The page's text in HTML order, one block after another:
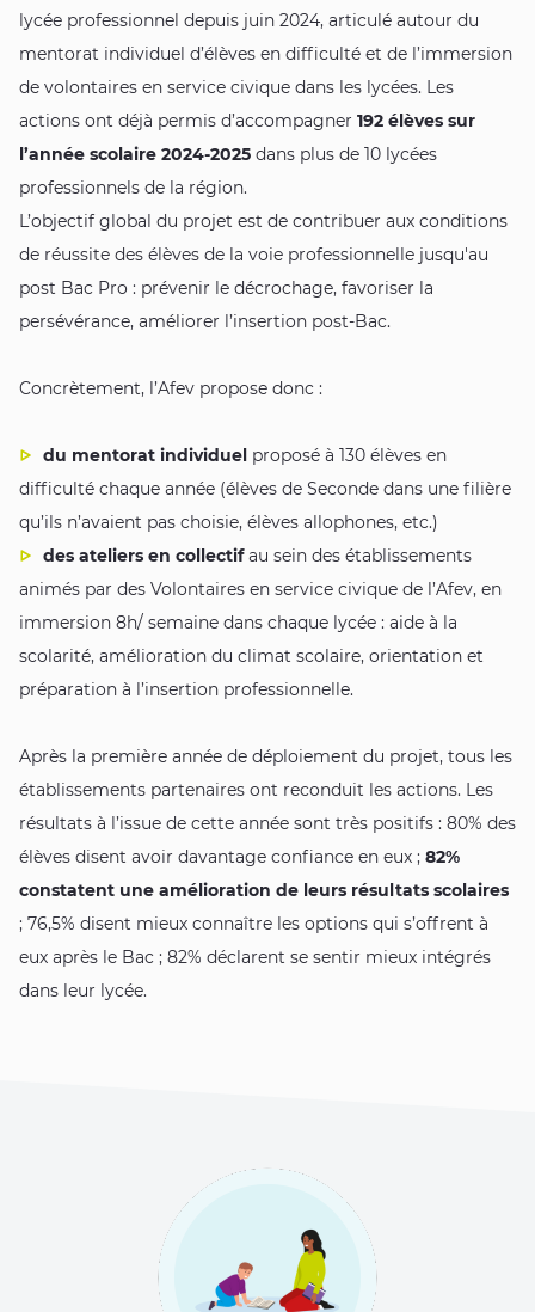
lycée professionnel depuis juin 2024, articulé autour du
mentorat individuel d’élèves en difficulté et de l’immersion
de volontaires en service civique dans les lycées. Les
actions ont déjà permis d’accompagner 192 élèves sur
l’année scolaire 2024-2025 dans plus de 10 lycées
professionnels de la région.
L’objectif global du projet est de contribuer aux conditions
de réussite des élèves de la voie professionnelle jusqu'au
post Bac Pro : prévenir le décrochage, favoriser la
persévérance, améliorer l’insertion post-Bac.
Concrètement, l’Afev propose donc :
du mentorat individuel proposé à 130 élèves en
difficulté chaque année (élèves de Seconde dans une filière
qu’ils n’avaient pas choisie, élèves allophones, etc.)
des ateliers en collectifau sein des établissements
animés par des Volontaires en service civique de l’Afev, en
immersion 8h/ semaine dans chaque lycée : aide à la
scolarité, amélioration du climat scolaire, orientation et
préparation à l’insertion professionnelle.
Après la première année de déploiement du projet, tous les
établissements partenaires ont reconduit les actions. Les
résultats à l’issue de cette année sont très positifs : 80% des
élèves disent avoir davantage confiance en eux ; 82%
constatent une amélioration de leurs résultats scolaires
; 76,5% disent mieux connaître les options qui s’offrent à
eux après le Bac ; 82% déclarent se sentir mieux intégrés
dans leur lycée.